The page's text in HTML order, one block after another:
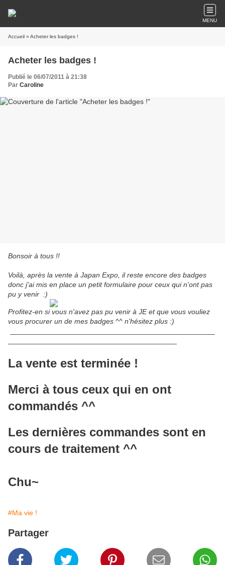
MENU
Accueil » Acheter les badges !
Acheter les badges !
Publié le 06/07/2011 à 21:38
Par Caroline
Bonsoir à tous !!
Voilà, après la vente à Japan Expo, il reste encore des badges
donc j'ai mis en place un petit formulaire pour ceux qui n'ont pas
pu y venir :)
Profitez-en si vous n'avez pas pu venir à JE et que vous vouliez
vous procurer un de mes badges ^^ n'hésitez plus :)
La vente est terminée !
Merci à tous ceux qui en ont
commandés ^^
Les dernières commandes sont en
cours de traitement ^^
Chu~
#Ma vie !
Partager